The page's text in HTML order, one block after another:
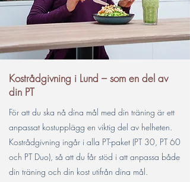
Kostrådgivning i Lund – som en del av
din PT
För att du ska nå dina mål med din träning är ett
anpassat kostupplägg en viktig del av helheten.
Kostrådgivning ingår i alla PT-paket (PT 30, PT 60
och PT Duo), så att du får stöd i att anpassa både
din träning och din kost utifrån dina mål.